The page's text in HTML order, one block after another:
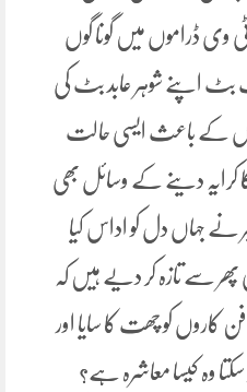
وی ڈراموں میں گونا گوں
اپنے شوہر عابد بٹ کی
کے باعث ایسی حالت
دینے کے وسائل بھی
جہاں دل کو اداس کیا
سے تازہ کر دیے ہیں کہ
کاروں کو چھت کا سایا اور
وہ کیسا معاشرہ ہے؟